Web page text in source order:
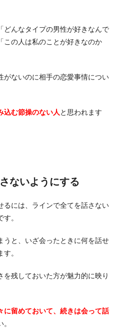
どんなタイプの男性が好きなんで
この人は私のことが好きなのか
がないのに相手の恋愛事情につい
込む節操のない人 と思われます
ないようにする
るには、ラインで全てを話さない
。
うと、いざ会ったときに何を話せ
。
を残しておいた方が魅力的に映り
に留めておいて、続きは会って話